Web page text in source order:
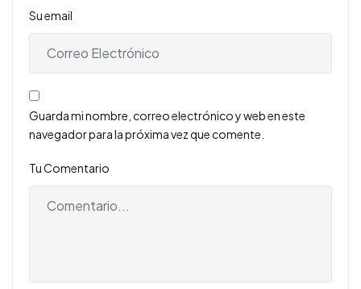
Su email
Guarda mi nombre, correo electrónico y web en este
navegador para la próxima vez que comente.
Tu Comentario